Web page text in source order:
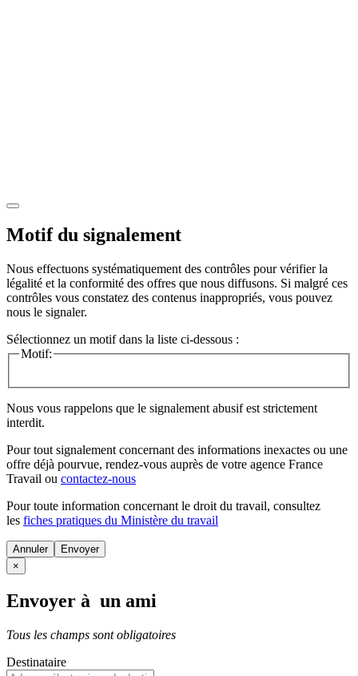
Motif du signalement
Nous effectuons systématiquement des contrôles pour vérifier la
légalité et la conformité des offres que nous diffusons. Si malgré ces
contrôles vous constatez des contenus inappropriés, vous pouvez
nous le signaler.
Sélectionnez un motif dans la liste ci-dessous :
Motif:
Nous vous rappelons que le signalement abusif est strictement
interdit.
Pour tout signalement concernant des informations inexactes ou une
offre déjà pourvue, rendez-vous auprès de votre agence France
Travail ou contactez-nous
Pour toute information concernant le droit du travail, consultez
les fiches pratiques du Ministère du travail
Annuler
×
Envoyer à un ami
Tous les champs sont obligatoires
Destinataire